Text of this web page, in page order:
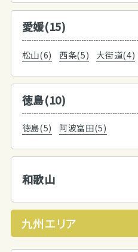
愛媛(15)
松山(6) 西条(5) 大街道(4)
徳島(10)
徳島(5) 阿波富田(5)
和歌山
九州エリア